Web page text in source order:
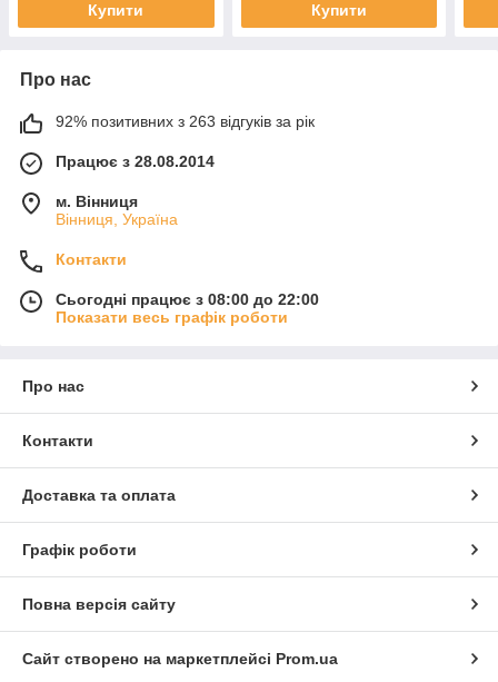
Купити Купити
Про нас
92% позитивних з 263 відгуків за рік
Працює з 28.08.2014
м. Вінниця
Вінниця, Україна
Контакти
Сьогодні працює з 08:00 до 22:00
Показати весь графік роботи
Про нас
Контакти
Доставка та оплата
Графік роботи
Повна версія сайту
Сайт створено на маркетплейсі Prom.ua